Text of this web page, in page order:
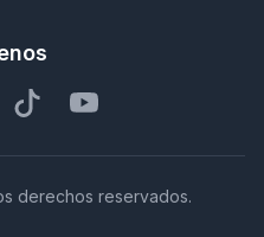
derechos reservados.